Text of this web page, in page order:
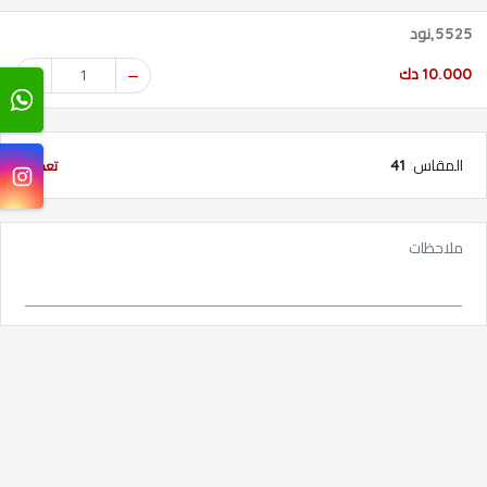
5525,نود
10.000 دك 1
المقاس:
41 تعديل
ملاحظات